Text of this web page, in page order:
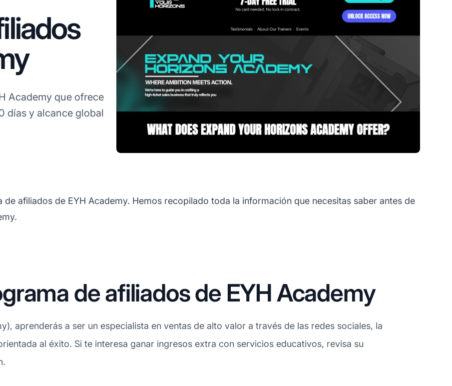
Academy que ofrece
días y alcance global
afiliados de EYH Academy. Hemos recopilado toda la información que necesitas saber antes de
de afiliados de EYH Academy
aprenderás a ser un especialista en ventas de alto valor a través de las redes sociales, la
al éxito. Si te interesa ganar ingresos extra con servicios educativos, revisa su